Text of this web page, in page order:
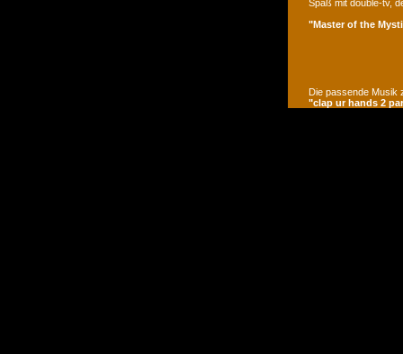
Spaß mit double-tv,
"Master of the
Die passende Musik
"clap ur hands 2